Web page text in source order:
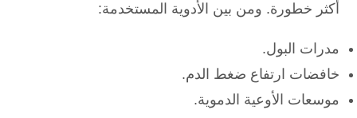
أكثر خطورة. ومن بين الأدوية المستخدمة:
مدرات البول.
خافضات ارتفاع ضغط الدم.
موسعات الأوعية الدموية.